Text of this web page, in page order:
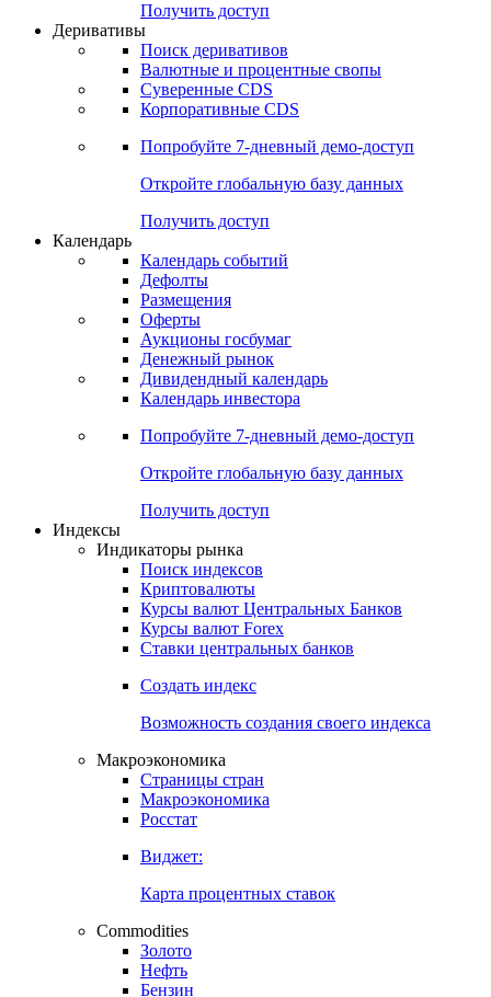
Получить доступ
Деривативы
Поиск деривативов
Валютные и процентные свопы
Суверенные CDS
Корпоративные CDS
Попробуйте 7-дневный демо-доступ
Откройте глобальную базу данных
Получить доступ
Календарь
Календарь событий
Дефолты
Размещения
Оферты
Аукционы госбумаг
Денежный рынок
Дивидендный календарь
Календарь инвестора
Попробуйте 7-дневный демо-доступ
Откройте глобальную базу данных
Получить доступ
Индексы
Индикаторы рынка
Поиск индексов
Криптовалюты
Курсы валют Центральных Банков
Курсы валют Forex
Ставки центральных банков
Создать индекс
Возможность создания своего индекса
Макроэкономика
Страницы стран
Макроэкономика
Росстат
Виджет:
Карта процентных ставок
Commodities
Золото
Нефть
Бензин